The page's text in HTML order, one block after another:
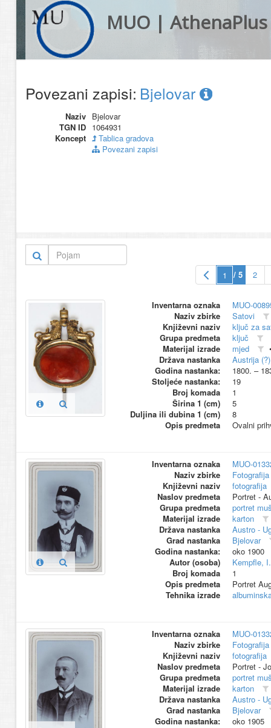
MUO | AthenaPlus
Povezani zapisi: Bjelovar
Naziv Bjelovar
TGN ID 1064931
Koncept
Tablica gradova
Povezani zapisi
/ 5 2
Inventarna oznaka
MUO-
Naziv zbirke
Satovi
Književni naziv
ključ za
Grupa predmeta
ključ
Materijal izrade
mjed
Država nastanka
Austrija (?)
Godina nastanka:
1800. –
Stoljeće nastanka:
19
Broj komada
1
Širina 1 (cm)
5
Duljina ili dubina 1 (cm)
8
Opis predmeta
Ovalni
Inventarna oznaka
MUO-
Naziv zbirke
Književni naziv
fotografija
Naslov predmeta
Portret -
Grupa predmeta
portret
Materijal izrade
karton
Država nastanka
Austro -
Grad nastanka
Bjelovar
Godina nastanka:
oko 1900
Autor (osoba)
Kempfle, I.
Broj komada
1
Opis predmeta
Portret
Tehnika izrade
Inventarna oznaka
MUO-
Naziv zbirke
Književni naziv
fotografija
Naslov predmeta
Portret -
Grupa predmeta
portret
Materijal izrade
karton
Država nastanka
Austro -
Grad nastanka
Bjelovar
Godina nastanka:
oko 1905